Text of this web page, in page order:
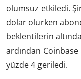
olumsuz etkiledi.
dolar olurken
beklentilerin
ardından
yüzde 4 geriledi.